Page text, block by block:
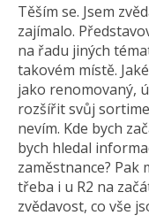
Těším se. Jsem
zajímalo.
na řadu jiných
takovém místě.
jako renomovaný,
rozšířit svůj
nevím. Kde bych
bych hledal
zaměstnance? Pak
třeba i u R2 na
zvědavost, co vše